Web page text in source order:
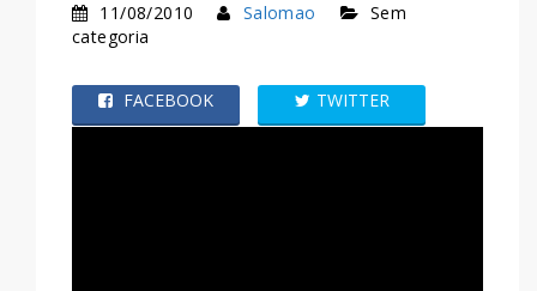
11/08/2010 Salomao
Sem
categoria
FACEBOOK TWITTER